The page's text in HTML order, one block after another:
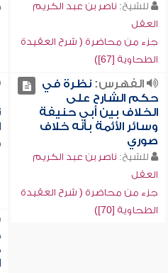
للشيخ: ناصر بن عبد الكريم
العقل
جزء من محاضرة ( شرح العقيدة
الطحاوية [67])
الفهرس:نظرة في
حكم الشارح على
الخلاف بين أبي حنيفة
وسائر الأئمة بأنه خلاف
صوري
للشيخ: ناصر بن عبد الكريم
العقل
جزء من محاضرة ( شرح العقيدة
الطحاوية [70])